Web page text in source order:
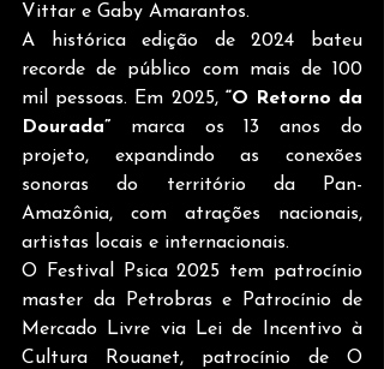
Vittar e Gaby Amarantos.
A histórica edição de 2024 bateu
recorde de público com mais de 100
mil pessoas. Em 2025, “O Retorno da
Dourada” marca os 13 anos do
projeto, expandindo as conexões
sonoras do território da Pan-
Amazônia, com atrações nacionais,
artistas locais e internacionais.
O Festival Psica 2025 tem patrocínio
master da Petrobras e Patrocínio de
Mercado Livre via Lei de Incentivo à
Cultura Rouanet, patrocínio de O